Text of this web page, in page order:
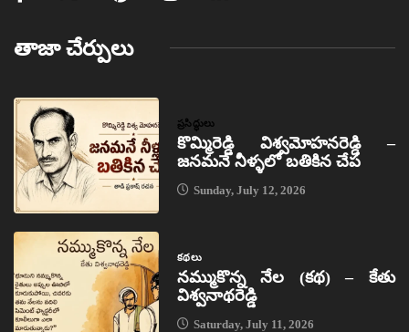
తాజా చేర్పులు
ప్రసిద్ధులు
కొమ్మిరెడ్డి విశ్వమోహనరెడ్డి –
జనమనే నీళ్ళలో బతికిన చేప
Sunday, July 12, 2026
కథలు
నమ్ముకొన్న నేల (కథ) – కేతు
విశ్వనాథరెడ్డి
Saturday, July 11, 2026